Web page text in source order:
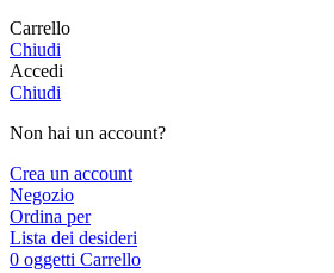
Carrello
Chiudi
Accedi
Chiudi
Non hai un account?
Crea un account
Negozio
Ordina per
Lista dei desideri
0 oggetti Carrello